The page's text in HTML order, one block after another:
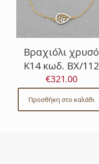
Βραχιόλι χρυσό
Κ14 κωδ. ΒΧ/112
€321.00
Προσθήκη στο καλάθι